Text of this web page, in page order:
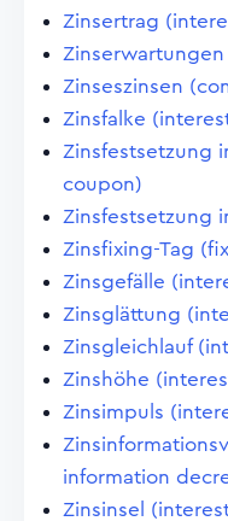
Zinsertrag
Zinseszinsen
Zinsfalke
Zinsfestsetzung
coupon)
Zinsfestsetzung
Zinsfixing-Tag
Zinsgefälle
Zinsglättung
Zinsgleichlauf
Zinshöhe
Zinsimpuls
information
Zinsinsel